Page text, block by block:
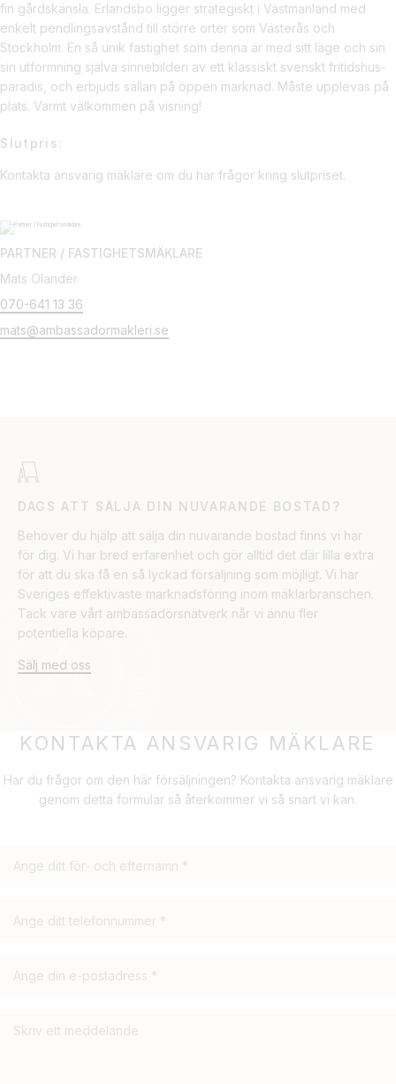
fin gårdskänsla. Erlandsbo ligger strategiskt i Västmanland med
enkelt pendlingsavstånd till större orter som Västerås och
Stockholm. En så unik fastighet som denna är med sitt läge och sin
sin utformning själva sinnebilden av ett klassiskt svenskt fritidshus-
paradis, och erbjuds sällan på öppen marknad. Måste upplevas på
plats. Varmt välkommen på visning!
Slutpris:
Kontakta ansvarig mäklare om du har frågor kring slutpriset.
PARTNER / FASTIGHETSMÄKLARE
Mats Olander
070-641 13 36
mats@ambassadormakleri.se
DAGS ATT SÄLJA DIN NUVARANDE BOSTAD?
Behöver du hjälp att sälja din nuvarande bostad finns vi här
för dig. Vi har bred erfarenhet och gör alltid det där lilla extra
för att du ska få en så lyckad försäljning som möjligt. Vi har
Sveriges effektivaste marknadsföring inom mäklarbranschen.
Tack vare vårt ambassadörsnätverk når vi ännu fler
potentiella köpare.
Sälj med oss
KONTAKTA ANSVARIG MÄKLARE
Har du frågor om den här försäljningen? Kontakta ansvarig mäklare
genom detta formulär så återkommer vi så snart vi kan.